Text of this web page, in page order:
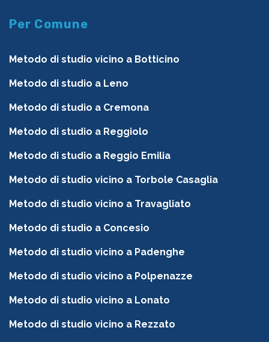
Per Comune
Metodo di studio vicino a Botticino
Metodo di studio a Leno
Metodo di studio a Cremona
Metodo di studio a Reggiolo
Metodo di studio a Reggio Emilia
Metodo di studio vicino a Torbole Casaglia
Metodo di studio vicino a Travagliato
Metodo di studio a Concesio
Metodo di studio vicino a Padenghe
Metodo di studio vicino a Polpenazze
Metodo di studio vicino a Lonato
Metodo di studio vicino a Rezzato